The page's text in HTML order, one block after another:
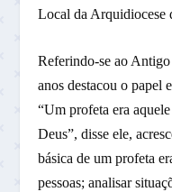
Local da Arquidiocese
Referindo-se ao
anos destacou o papel
“Um profeta era
Deus”, disse ele,
básica de um profeta
pessoas; analisar